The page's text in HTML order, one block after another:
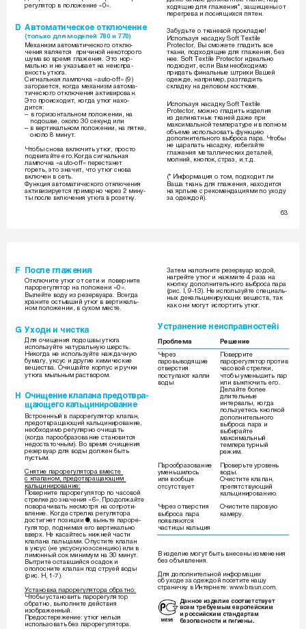
Â„ÛÎﬂÚÓ ‚ ÔÓÎÓÊÂÌËÂ «0».
ıÓ‰ﬂ˘ËÂ ‰Îﬂ „Î‡ÊÂÌËﬂ*, Á‡˘Ë˘ÂÌ˚ ÓÚ
ÔÂÂ„Â‚‡ Ë ÎÓÒÌﬂ˘ËıÒﬂ ÔﬂÚÂÌ.
D Ä‚ÚÓÏ‡ÚË˜ÂÒÍÓÂ ÓÚÍÎ˛˜ÂÌËÂ
á‡·Û‰¸ÚÂ Ó ÚÍ‡ÌÂ‚ÓÈ ÔÓÍÎ‡‰ÍÂ!
(ÚÓÎ¸ÍÓ ‰Îﬂ ÏÓ‰ÂÎÂÈ 780 Ë 770)
àÒÔÓÎ¸ÁÛﬂ Ì‡Ò‡‰ÍÛ Soft Textile
åÂı‡ÌËÁÏ ‡‚ÚÓÏ‡ÚË˜ÂÒÍÓ„Ó ÓÚÍÎ˛-
Protector, Ç˚ ÒÏÓÊÂÚÂ „Î‡‰ËÚ¸ ‚ÒÂ
˜ÂÌËﬂ ﬂ‚ÎﬂÂÚÒﬂ  ÔË˜ËÌÓÈ ÌÂÍÓÚÓÓ„Ó
ÚÍ‡ÌË, ÔÓ‰ıÓ‰ﬂ˘ËÂ ‰Îﬂ „Î‡ÊÂÌËﬂ, ·ÂÁ
¯ÛÏ‡ ‚Ó ‚ÂÏﬂ „Î‡ÊÂÌËﬂ. ùÚÓ ÌÓ-
ÌÂÂ. Soft Textile Protector Ë‰Â‡Î¸ÌÓ
Ï‡Î¸ÌÓ Ë ÌÂ ÛÍ‡Á˚‚‡ÂÚ Ì‡ ÌÂËÒÔ‡-
ÔÓ‰ıÓ‰ËÚ, ÂÒÎË Ç‡Ï ÌÂÓ·ıÓ‰ËÏÓ
‚ÌÓÒÚ¸ ÛÚ˛„‡.
ÔË‰‡Ú¸ ÙËÌ‡Î¸Ì˚Â ¯ÚËıË Ç‡¯ÂÈ
ëË„Ì‡Î¸Ì‡ﬂ Î‡ÏÔÓ˜Í‡ «auto-off» (9)
Ó‰ÂÊ‰Â, Ì‡ÔËÏÂ, ‡Á„Î‡‰ËÚ¸
Á‡„Ó‡ÂÚÒﬂ, ÍÓ„‰‡ ÏÂı‡ÌËÁÏ ‡‚ÚÓÏ‡-
ÒÍÎ‡‰ÍÛ Ì‡ ‰ÂÎÓ‚ÓÏ ÍÓÒÚ˛ÏÂ.
ÚË˜ÂÒÍÓ„Ó ÓÚÍÎ˛˜ÂÌËﬂ ‡ÍÚË‚ËÓ‚‡Ì.
ùÚÓ ÔÓËÒıÓ‰ËÚ, ÍÓ„‰‡ ÛÚ˛„ Ì‡ıÓ-
àÒÔÓÎ¸ÁÛﬂ Ì‡Ò‡‰ÍÛ Soft Textile
‰ËÚÒﬂ:
Protector, ÏÓÊÌÓ „Î‡‰ËÚ¸ ËÁ‰ÂÎËﬂ
– ‚ „ÓËÁÓÌÚ‡Î¸ÌÓÏ ÔÓÎÓÊÂÌËË, Ì‡
ËÁ ‰ÂÎËÍ‡ÚÌ˚ı ÚÍ‡ÌÂÈ ‰‡ÊÂ ÔË
   ÔÓ‰Ó¯‚Â, ÓÍÓÎÓ 30 ÒÂÍÛÌ‰ ËÎË
Ï‡ÍÒËÏ‡Î¸ÌÓÈ ÚÂÏÔÂ‡ÚÛÂ Ë ‚ ÔÓÎÌÓÏ
– ‚ ‚ÂÚËÍ‡Î¸ÌÓÏ ÔÓÎÓÊÂÌËË, Ì‡ ÔﬂÚÍÂ,
Ó·˙ÂÏÂ ËÒÔÓÎ¸ÁÓ‚‡Ú¸ ÙÛÌÍˆË˛
   ÓÍÓÎÓ 8 ÏËÌÛÚ.
‰ÓÔÓÎÌËÚÂÎ¸ÌÓ„Ó ‚˚·ÓÒ‡ Ô‡‡. óÚÓ·˚
ÌÂ ˆ‡‡Ô‡Ú¸ Ì‡Ò‡‰ÍÛ, ËÁ·Â„‡ÈÚÂ
óÚÓ·˚ ÒÌÓ‚‡ ‚ÍÎ˛˜ËÚ¸ ÛÚ˛„, ÔÓÒÚÓ
„Î‡ÊÂÌËﬂ ÏÂÚ‡ÎÎË˜ÂÒÍËı ‰ÂÚ‡ÎÂÈ,
ÔÓ‰‚Ë„‡ÈÚÂ Â„Ó.äÓ„‰‡ ÒË„Ì‡Î¸Ì‡ﬂ
ÏÓÎÌËÈ, ÍÌÓÔÓÍ, ÒÚ‡Á, Ë.Ú.‰.
Î‡ÏÔÓ˜Í‡ «auto-off» ÔÂÂÒÚ‡ÌÂÚ
„ÓÂÚ¸, ˝ÚÓ ÁÌ‡˜ËÚ, ˜ÚÓ ÛÚ˛„ ÒÌÓ‚‡
‚ÍÎ˛˜ÂÌ ‚ ÒÂÚ¸.
(* àÌÙÓÏ‡ˆËﬂ Ó ÚÓÏ, ÔÓ‰ıÓ‰ËÚ ÎË
îÛÌÍˆËﬂ ‡‚ÚÓÏ‡ÚË˜ÂÒÍÓ„Ó ÓÚÍÎ˛˜ÂÌËﬂ
Ç‡¯‡ ÚÍ‡Ì¸ ‰Îﬂ „Î‡ÊÂÌËﬂ, Ì‡ıÓ‰ËÚÒﬂ
‡ÍÚË‚ËÁËÛÂÚÒﬂ ÔËÏÂÌÓ ˜ÂÂÁ 2 ÏËÌÛ-
Ì‡ ﬂÎ˚ÍÂ Ò ÂÍÓÏÂÌ‰‡ˆËﬂÏË ÔÓ ÛıÓ‰Û
Ú˚ ÔÓÒÎÂ ‚ÍÎ˛˜ÂÌËﬂ ÛÚ˛„‡ ‚ ÓÁÂÚÍÛ. Á‡ Ó‰ÂÊ‰ÓÈ).
63
F èÓÒÎÂ „Î‡ÊÂÌËﬂ
á‡ÚÂÏ Ì‡ÔÓÎÌËÚÂ ÂÁÂ‚Û‡ ‚Ó‰ÓÈ,
Ì‡„ÂÈÚÂ ÛÚ˛„ Ë Ì‡ÊÏËÚÂ 4 ‡Á‡ Ì‡
éÚÍÎ˛˜ËÚÂ ÛÚ˛„ ÓÚ ÒÂÚË Ë  ÔÓ‚ÂÌËÚÂ
ÍÌÓÔÍÛ  ‰ÓÔÓÎÌËÚÂÎ¸ÌÓ„Ó ‚˚·ÓÒ‡ Ô‡‡
Ô‡ÓÂ„ÛÎﬂÚÓ Ì‡ ÔÓÎÓÊÂÌË «0».
(ËÒ. I, 9-13). çÂ ËÒÔÓÎ¸ÁÛÈÚÂ ÒÔÂˆË‡Î¸-
Ç˚ÎÂÈÚÂ ‚Ó‰Û ËÁ ÂÁÂ‚Û‡‡. ÇÒÂ„‰‡
Ì˚ı ‰ÂÍ‡Î¸ˆËÌËÛ˛˘Ëı ‚Â˘ÂÒÚ‚, Ú‡Í
ı‡ÌËÚÂ ÓÒÚ˚‚¯ËÈ ÛÚ˛„ ‚ ‚ÂÚËÍ‡Î¸-
Í‡Í ÓÌË ÏÓ„ÛÚ ËÒÔÓÚËÚ¸ ÛÚ˛„.
ÌÓÏ ÔÓÎÓÊÂÌËË, ‚ ÒÛıÓÏ ÏÂÒÚÂ.
ìÒÚ‡ÌÂÌËÂ ÌÂËÒÔ‡‚ÌÓÒÚÂÈi
G ìıÓ‰Ë Ë ˜ËÒÚÍ‡
ÑÎﬂ Ó˜Ë˘ÂÌËﬂ ÔÓ‰Ó¯‚˚ ÛÚ˛„‡ èÓ·ÎÂÏ‡
êÂ¯ÂÌËÂ
ËÒÔÓÎ¸ÁÛÈÚÂ Ì‡ÚÛ‡Î¸ÌÛ˛ ¯ÂÒÚ¸.
çËÍÓ„‰‡ ÌÂ ËÒÔÓÎ¸ÁÛÈÚÂ Ì‡Ê‰‡˜ÌÛ˛
óÂÂÁ
èÓ‚ÂËÚÂ
·ÛÏ‡„Û, ÛÍÒÛÒ Ë ‰Û„ËÂ ıËÏË˜ÂÒÍËÂ
Ô‡Ó‚˚‚Ó‰ﬂ˘ËÂ
Ô‡ÓÂ„ÛÎﬂÚÓ ÔÓÚË‚
‚Â˘ÂÒÚ‚‡. é˜Ë˘‡ÈÚÂ ÍÓÔÛÒ Ë Û˜ÍË
ÓÚ‚ÂÒÚËﬂ
˜‡ÒÓ‚ÓÈ ÒÚÂÎÍË,
ÛÚ˛„‡ Ï˚Î¸Ì˚Ï ‡ÒÚ‚ÓÓÏ.
ÔÓÒÚÛÔ‡˛Ú Í‡ÔÎË
˜ÚÓ·˚ ÛÏÂÌ¸¯ËÚ¸ Ô‡
‚Ó‰˚
ËÎË ‚˚ÍÎ˛˜ËÚ¸ Â„Ó.
ÑÂÎ‡ÈÚÂ ·ÓÎÂÂ
H é˜Ë˘ÂÌËÂ ÍÎ‡Ô‡Ì‡ ÔÂ‰ÓÚ‚‡- ‰ÎËÚÂÎ¸Ì˚Â
ËÌÚÂ‚‡Î˚, ÍÓ„‰‡
˘‡˛˘Â„Ó Í‡Î¸ˆËÌËÓ‚‡ÌËÂ
ÔÓÎ¸ÁÛÂÚÂÒ¸ ÍÌÓÔÍÓÈ
ÇÒÚÓÂÌÌ˚È ‚ Ô‡ÓÂ„ÛÎﬂÚÓ ÍÎ‡Ô‡Ì,
‰ÓÔÓÎÌËÚÂÎ¸ÌÓ„Ó
ÔÂ‰ÓÚ‚‡˘‡˛˘ËÈ Í‡Î¸ˆËÌËÓ‚‡ÌËÂ,
‚˚·ÓÒ‡ Ô‡‡ Ë
ÌÂÓ·ıÓ‰ËÏÓ Â„ÛÎﬂÌÓ Ó˜Ë˘‡Ú¸
‚˚·Ë‡ÈÚÂ
(ÍÓ„‰‡ Ô‡ÓÓ·‡ÁÓ‚‡ÌËÂ ÒÚ‡ÌÓ‚ËÚÒﬂ
Ï‡ÍÒËÏ‡Î¸Ì˚È
ÌÂ‰ÓÒÚ‡ÚÓ˜Ì˚Ï). ÇÓ ‚ÂÏﬂ Ó˜Ë˘ÂÌËﬂ
ÚÂÏÔÂ‡ÚÛÌ˚È
ÂÁÂ‚Û‡ ‰Îﬂ ‚Ó‰˚ ‰ÓÎÊÂÌ ·˚Ú¸
ÂÊËÏ.
ÔÛÒÚ˚Ï.
è‡ÓÓ·‡ÁÓ‚‡ÌËÂ
èÓ‚Â¸ÚÂ ÛÓ‚ÂÌ¸
ëÌﬂÚËÂ Ô‡ÓÂ„ÛÎﬂÚÓ‡ ‚ÏÂÒÚÂ
ÛÏÂÌ¸¯ËÎÓÒ¸
‚Ó‰˚.
Ò ÍÎ‡Ô‡ÌÓÏ, ÔÂ‰ÓÚ‚‡˘‡˛˘ËÏ
ËÎË ‚ÓÓ·˘Â
é˜ËÒÚËÚÂ ÍÎ‡Ô‡Ì,
Í‡Î¸ˆËÌËÓ‚‡ÌËÂ:
ÓÚÒÛÚÒÚ‚ÛÂÚ
ÔÂÔﬂÚÒÚ‚Û˛˘ËÈ
èÓ‚ÂÌËÚÂ Ô‡ÓÂ„ÛÎﬂÚÓ ÔÓ ˜‡ÒÓ‚ÓÈ
Í‡Î¸ˆËÌËÓ‚‡ÌË˛.
ÒÚÂÎÍÂ ‰Ó ÁÌ‡˜ÂÌËﬂ «6». èÓ‰ÓÎÊ‡ÈÚÂ
ÔÓ‚Ó‡˜Ë‚‡Ú¸ ÌÂÒÏÓÚﬂ Ì‡ ÒÓÔÓÚË-
óÂÂÁ ÓÚ‚ÂÒÚËﬂ é˜ËÒÚËÚÂ Ô‡Ó‚Û˛
‚ÎÂÌËÂ. äÓ„‰‡ ÒÚÂÎÍ‡ Â„ÛÎﬂÚÓ‡ ‚˚·ÓÒ‡ Ô‡‡
Í‡ÏÂÛ.
‰ÓÒÚË„ÌÂÚ ÔÓÁËˆËË x, ‚˚Ì¸ÚÂ Ô‡ÓÂ- ÔÓﬂ‚Îﬂ˛ÚÒﬂ
„ÛÎﬂÚÓ, ÔÓ‰ÌËÏ‡ﬂ Â„Ó ‚ÂÚËÍ‡Î¸ÌÓ
˜‡ÒÚËˆ˚ Í‡Î¸ˆËﬂ
‚‚Âı. çÂ Í‡Ò‡ÈÚÂÒ¸ ÌËÊÌÂÈ ˜‡ÒÚË
ÍÎ‡Ô‡Ì‡ Ô‡Î¸ˆ‡ÏË. éÔÛÒÚËÚÂ ÍÎ‡Ô‡Ì
‚ ÛÍÒÛÒ (ÌÂ ÛÍÒÛÒÌÛ˛ ˝ÒÒÂÌˆË˛) ËÎË ‚
Ç ËÁ‰ÂÎËÂ ÏÓ„ÛÚ ·˚Ú¸ ‚ÌÂÒÂÌ˚ ËÁÏÂÌÂÌËﬂ
ÎËÏÓÌÌ˚È ÒÓÍ ÏËÌËÏÛÏ Ì‡ 30 ÏËÌÛÚ.
·ÂÁ Ó·˙ﬂ‚ÎÂÌËﬂ.
Ç˚ÚËÚÂ ÓÒÚ‡‚¯ËÈÒﬂ ÓÒ‡‰ÓÍ Ë
ÓÔÓÎÓÒÌËÚÂ ÍÎ‡Ô‡Ì ÔÓ‰ ÒÚÛÂÈ ‚Ó‰˚
ÑÎﬂ ‰ÓÔÓÎÌËÚÂÎ¸ÌÓÈ ËÌÙÓÏ‡ˆËË
(ËÒ. H, 1-7).
Ó· ÛıÓ‰Â Á‡ Ó‰ÂÊ‰ÓÈ ÔÓÒÂÚËÚÂ Ì‡¯Û
ÒÚ‡ÌË˜ÍÛ ‚ àÌÚÂÌÂÚÂ: www.braun.com.
ìÒÚ‡ÌÓ‚Í‡ Ô‡ÓÂ„ÛÎﬂÚÓ‡ Ó·‡ÚÌÓ:
óÚÓ·˚ ÛÒÚ‡ÌÓ‚ËÚ¸ Ô‡ÓÂ„ÛÎﬂÚÓ
До дл соосу
Ó·‡ÚÌÓ, ‚˚ÔÓÎÌËÚÂ ‰ÂÈÒÚ‚Ëﬂ
с бу оск
ËÁÓ·‡ÊÂÌÌ˚È.
 оссск сд
èÂ‰ÓÒÚÂÂÊÂÌËÂ: ÛÚ˛„ ÌÂÎ¸Áﬂ
босос  гг.
ËÒÔÓÎ¸ÁÓ‚‡Ú¸ ·ÂÁ Ô‡ÓÂ„ÛÎﬂÚÓ‡.